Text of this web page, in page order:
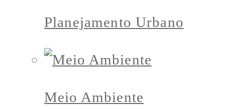
Planejamento Urbano
Meio Ambiente